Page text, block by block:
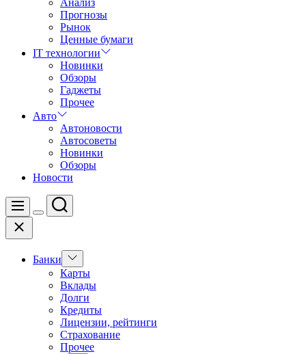
Анализ
Прогнозы
Рынок
Ценные бумаги
IT технологии
Новинки
Обзоры
Гаджеты
Прочее
Авто
Автоновости
Автосоветы
Новинки
Обзоры
Новости
Меню
Цвет
Поиск
Закрыть
Банки
Показать
подменю
Карты
Вклады
Долги
Кредиты
Лицензии, рейтинги
Страхование
Прочее